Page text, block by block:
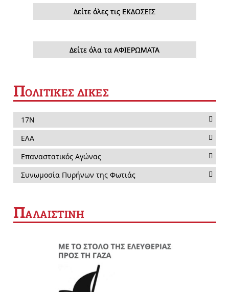
Δείτε όλες τις ΕΚΔΟΣΕΙΣ
Δείτε όλα τα ΑΦΙΕΡΩΜΑΤΑ
ΠΟΛΙΤΙΚΕΣ ΔΙΚΕΣ
17Ν
ΕΛΑ
Επαναστατικός Αγώνας
Συνωμοσία Πυρήνων της Φωτιάς
ΠΑΛΑΙΣΤΙΝΗ